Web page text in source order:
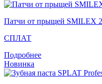
Патчи от прыщей SMILEX
СПЛАТ
Подробнее
Новинка